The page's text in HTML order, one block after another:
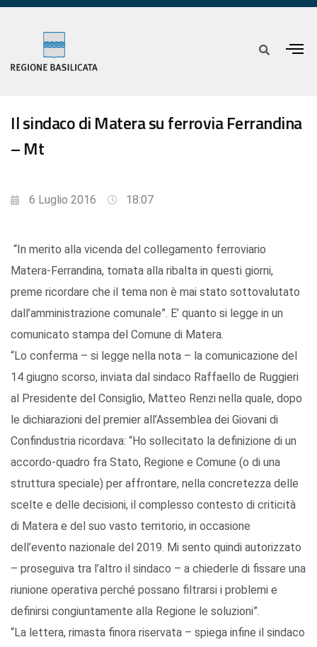
Il sindaco di Matera su ferrovia Ferrandina
– Mt
6 Luglio 2016 18:07
“In merito alla vicenda del collegamento ferroviario
Matera-Ferrandina, tornata alla ribalta in questi giorni,
preme ricordare che il tema non è mai stato sottovalutato
dall’amministrazione comunale”. E’ quanto si legge in un
comunicato stampa del Comune di Matera.
“Lo conferma – si legge nella nota – la comunicazione del
14 giugno scorso, inviata dal sindaco Raffaello de Ruggieri
al Presidente del Consiglio, Matteo Renzi nella quale, dopo
le dichiarazioni del premier all’Assemblea dei Giovani di
Confindustria ricordava: “Ho sollecitato la definizione di un
accordo-quadro fra Stato, Regione e Comune (o di una
struttura speciale) per affrontare, nella concretezza delle
scelte e delle decisioni, il complesso contesto di criticità
di Matera e del suo vasto territorio, in occasione
dell’evento nazionale del 2019. Mi sento quindi autorizzato
– proseguiva tra l’altro il sindaco – a chiederle di fissare una
riunione operativa perché possano filtrarsi i problemi e
definirsi congiuntamente alla Regione le soluzioni”.
“La lettera, rimasta finora riservata – spiega infine il sindaco